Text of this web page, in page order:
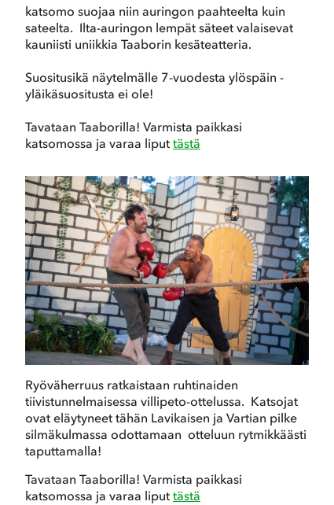
katsomo suojaa niin auringon paahteelta kuin
sateelta. Ilta-auringon lempät säteet valaisevat
kauniisti uniikkia Taaborin kesäteatteria.
Suositusikä näytelmälle 7-vuodesta ylöspäin -
yläikäsuositusta ei ole!
Tavataan Taaborilla! Varmista paikkasi
katsomossa ja varaa liput tästä
Ryöväherruus ratkaistaan ruhtinaiden
tiivistunnelmaisessa villipeto-ottelussa. Katsojat
ovat eläytyneet tähän Lavikaisen ja Vartian pilke
silmäkulmassa odottamaan otteluun rytmikkäästi
taputtamalla!
Tavataan Taaborilla! Varmista paikkasi
katsomossa ja varaa liput tästä